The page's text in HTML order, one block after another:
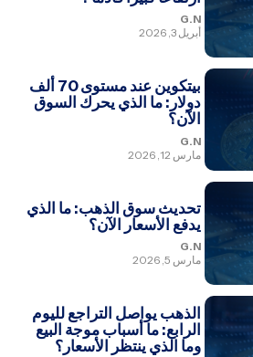
G.N
أبريل 3, 2026
بيتكوين عند مستوى 70 ألف
دولار: ما الذي يحرك السوق
الآن؟
G.N
مارس 12, 2026
تحديث سوق الذهب: ما الذي
يدفع الأسعار الآن؟
G.N
مارس 5, 2026
الذهب يواصل التراجع لليوم
الرابع: ما أسباب موجة البيع
وما الذي ينتظر الأسعار؟